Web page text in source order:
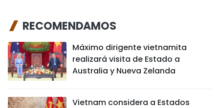
RECOMENDAMOS
Máximo dirigente vietnamita
realizará visita de Estado a
Australia y Nueva Zelanda
Vietnam considera a Estados